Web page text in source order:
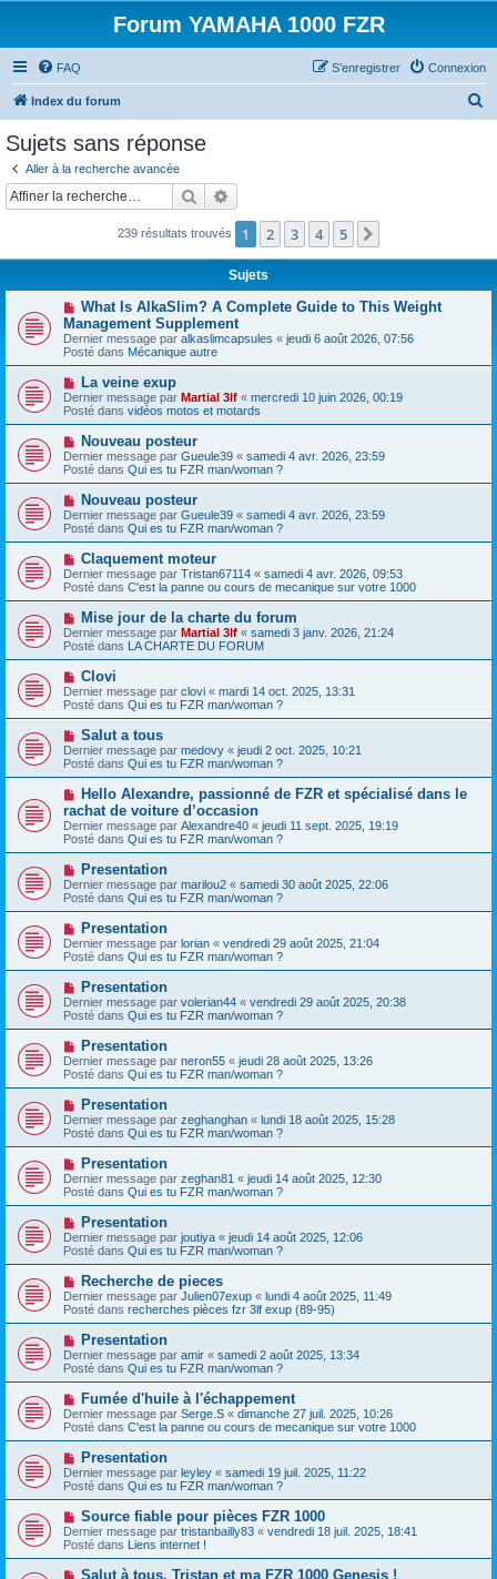
Forum YAMAHA 1000 FZR
FAQ Connexion
S’enregistrer
Index du forum
c
Sujets sans réponse
Aller à la recherche avancée
Rechercher
239 résultats trouvés 1 2 3 4 5
Sujets
N
u
v
e
a
m
e
s
s
a
g
e
What Is AlkaSlim? A Complete Guide to This Weight
Management Supplement
Dernier message par alkaslimcapsules « jeudi 6 août 2026, 07:56
Posté dans Mécanique autre
N
o
u
v
e
a
u
m
e
s
a
g
e
La veine exup
Dernier message par Martial 3lf « mercredi 10 juin 2026, 00:19
Posté dans vidéos motos et motards
N
o
u
v
e
a
u
m
e
s
s
a
g
e
Nouveau posteur
Dernier message par Gueule39 « samedi 4 avr. 2026, 23:59
Posté dans Qui es tu FZR man/woman ?
N
o
u
v
a
u
m
e
s
a
g
e
Nouveau posteur
Dernier message par Gueule39 « samedi 4 avr. 2026, 23:59
Posté dans Qui es tu FZR man/woman ?
N
o
u
v
e
a
u
m
e
s
s
a
g
e
Claquement moteur
Dernier message par Tristan67114 « samedi 4 avr. 2026, 09:53
Posté dans C'est la panne ou cours de mecanique sur votre 1000
N
o
u
v
a
u
m
e
s
s
a
g
e
Mise jour de la charte du forum
Dernier message par Martial 3lf « samedi 3 janv. 2026, 21:24
Posté dans LA CHARTE DU FORUM
N
o
u
v
e
a
u
m
e
s
a
g
e
Clovi
Dernier message par clovi « mardi 14 oct. 2025, 13:31
Posté dans Qui es tu FZR man/woman ?
N
o
u
v
e
a
u
m
e
s
s
a
g
e
Salut a tous
Dernier message par medovy « jeudi 2 oct. 2025, 10:21
Posté dans Qui es tu FZR man/woman ?
N
u
v
e
a
m
e
s
s
a
g
e
Hello Alexandre, passionné de FZR et spécialisé dans le
rachat de voiture d’occasion
Dernier message par Alexandre40 « jeudi 11 sept. 2025, 19:19
Posté dans Qui es tu FZR man/woman ?
N
o
u
v
e
a
u
m
e
s
a
g
e
Presentation
Dernier message par marilou2 « samedi 30 août 2025, 22:06
Posté dans Qui es tu FZR man/woman ?
N
o
u
v
e
a
u
m
e
s
a
g
e
Presentation
Dernier message par lorian « vendredi 29 août 2025, 21:04
Posté dans Qui es tu FZR man/woman ?
N
o
u
v
e
a
u
m
e
s
a
g
e
Presentation
Dernier message par volerian44 « vendredi 29 août 2025, 20:38
Posté dans Qui es tu FZR man/woman ?
N
o
u
v
e
a
u
m
e
s
a
g
e
Presentation
Dernier message par neron55 « jeudi 28 août 2025, 13:26
Posté dans Qui es tu FZR man/woman ?
N
o
u
v
e
a
u
m
e
s
a
g
e
Presentation
Dernier message par zeghanghan « lundi 18 août 2025, 15:28
Posté dans Qui es tu FZR man/woman ?
N
o
u
v
e
a
u
m
e
s
a
g
e
Presentation
Dernier message par zeghan81 « jeudi 14 août 2025, 12:30
Posté dans Qui es tu FZR man/woman ?
N
o
u
v
e
a
u
m
e
s
a
g
e
Presentation
Dernier message par joutiya « jeudi 14 août 2025, 12:06
Posté dans Qui es tu FZR man/woman ?
N
o
u
v
e
a
u
m
e
s
a
g
e
Recherche de pieces
Dernier message par Julien07exup « lundi 4 août 2025, 11:49
Posté dans recherches pièces fzr 3lf exup (89-95)
N
o
u
v
e
a
u
m
e
s
a
g
e
Presentation
Dernier message par amir « samedi 2 août 2025, 13:34
Posté dans Qui es tu FZR man/woman ?
N
o
u
v
e
a
u
m
e
s
s
a
g
e
Fumée d'huile à l'échappement
Dernier message par Serge.S « dimanche 27 juil. 2025, 10:26
Posté dans C'est la panne ou cours de mecanique sur votre 1000
N
o
u
v
e
a
u
m
e
s
Presentation
Dernier message par leyley « samedi 19 juil. 2025, 11:22
Posté dans Qui es tu FZR man/woman ?
N
o
u
v
e
Source fiable pour pièces FZR 1000
Dernier message par tristanbailly83 « vendredi 18 juil. 2025, 18:41
Posté dans Liens internet !
NSalut à tous, Tristan et ma FZR 1000 Genesis !